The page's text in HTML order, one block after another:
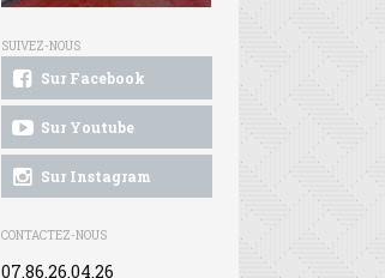
SUIVEZ-NOUS
Sur Facebook
Sur Youtube
Sur Instagram
CONTACTEZ-NOUS
07.86.26.04.26